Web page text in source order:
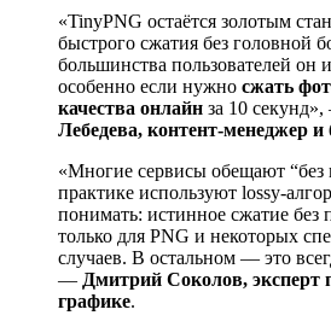
«TinyPNG остаётся золотым
быстрого сжатия без головной
большинства пользователей он
особенно если нужно сжать
качества онлайн за 10
Лебедева, контент-менеджер и
«Многие сервисы обещают “без
практике используют lossy-
понимать: истинное сжатие без
только для PNG и некоторых
случаев. В остальном — это
— Дмитрий Соколов, эксперт
графике.